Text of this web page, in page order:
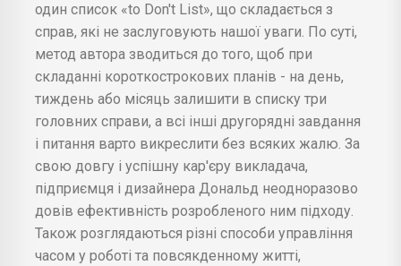
один список «to Don't List», що складається з
справ, які не заслуговують нашої уваги. По суті,
метод автора зводиться до того, щоб при
складанні короткострокових планів - на день,
тиждень або місяць залишити в списку три
головних справи, а всі інші другорядні завдання
і питання варто викреслити без всяких жалю. За
свою довгу і успішну кар'єру викладача,
підприємця і дизайнера Дональд неодноразово
довів ефективність розробленого ним підходу.
Також розглядаються різні способи управління
часом у роботі та повсякденному житті,